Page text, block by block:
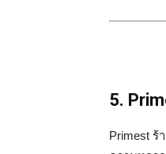
5.
Primest